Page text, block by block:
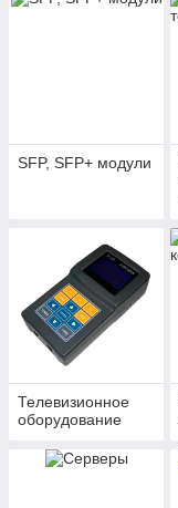
SFP, SFP+ модули
Телевизионное
оборудование